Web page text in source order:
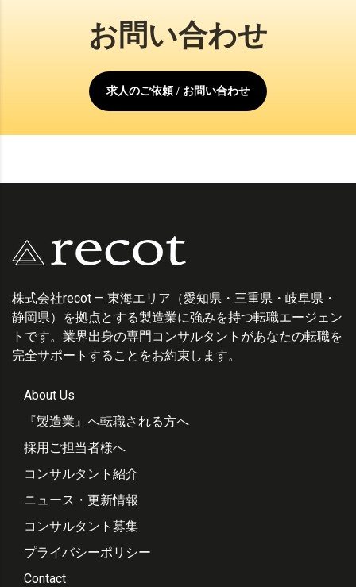
お問い合わせ
求人のご依頼 / お問い合わせ
株式会社recot — 東海エリア（愛知県・三重県・岐阜県・
静岡県）を拠点とする製造業に強みを持つ転職エージェン
トです。業界出身の専門コンサルタントがあなたの転職を
完全サポートすることをお約束します。
About Us
『製造業』へ転職される方へ
採用ご担当者様へ
コンサルタント紹介
ニュース・更新情報
コンサルタント募集
プライバシーポリシー
Contact